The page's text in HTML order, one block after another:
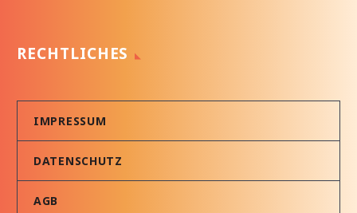
RECHTLICHES
IMPRESSUM
DATENSCHUTZ
AGB